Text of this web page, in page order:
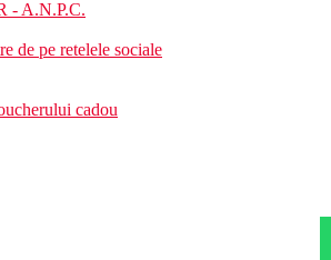
- A.N.P.C.
de pe retelele sociale
cadou